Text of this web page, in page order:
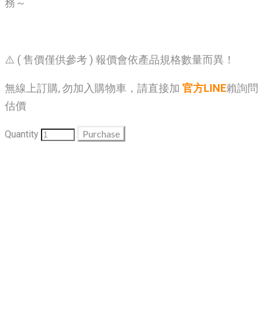
務～
⚠️ ( 售價僅供參考 ) 報價會依產品規格數量而異！
無線上訂購, 勿加入購物車，請直接加 官方LINE賴詢問
估價
Quantity Purchase